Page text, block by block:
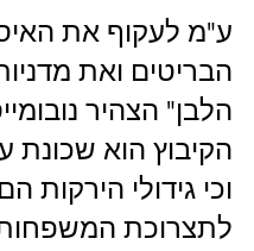
ע"מ לעקוף את
הבריטים ואת
הלבן" הצהיר
הקיבוץ הוא שכונת
וכי גידולי הירקות הם
לתצרוכת